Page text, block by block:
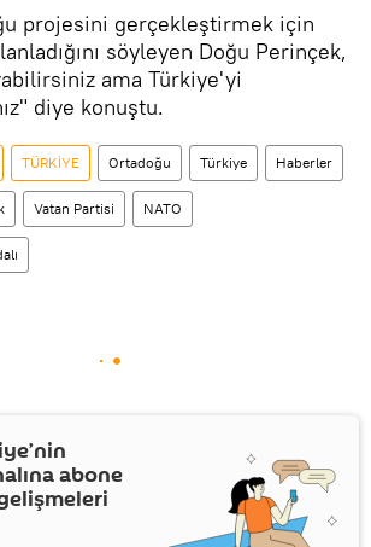
projesini gerçekleştirmek için
söyleyen Doğu Perinçek,
ama Türkiye'yi
diye konuştu.
TÜRKİYE Ortadoğu Türkiye Haberler
Vatan Partisi NATO
abone